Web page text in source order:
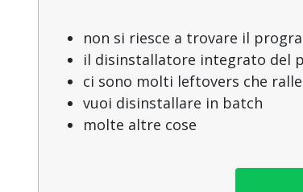
non si riesce a trovare il
il disinstallatore integrato del
ci sono molti leftovers che
vuoi disinstallare in batch
molte altre cose